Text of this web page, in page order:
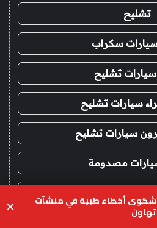
تشليح
سكراب
تشليح
سيارات تشليح
سيارات تشليح
مصدومة
قديمة تشليح
بيئة مكة ترصد 18 شكوى أخطاء طبية في منشآت ×